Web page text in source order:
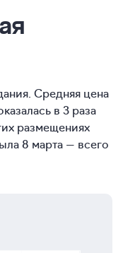
Средняя цена
в 3 раза
размещениях
8 марта — всего